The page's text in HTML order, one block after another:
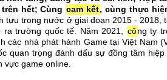
hết; Cùng cam kết, cùng thực
tựu trong nước ở giai đoạn 2015 - 2018,
ra trường quốc tế. Năm 2021, công ty
các nhà phát hành Game tại Việt Nam
quan trọng đánh dấu sự đồng tâm
vực game online.